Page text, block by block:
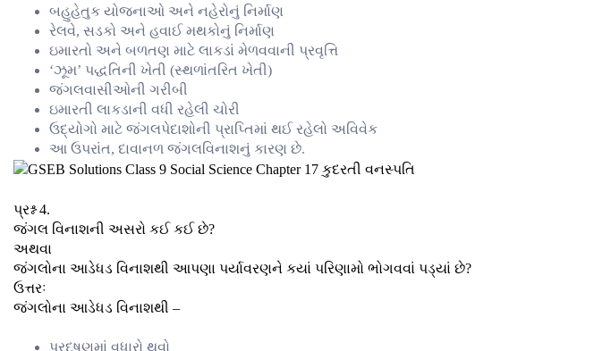
બહુહેતુક યોજનાઓ અને નહેરોનું નિર્માણ
રેલવે, સડકો અને હવાઈ મથકોનું નિર્માણ
ઇમારતો અને બળતણ માટે લાકડાં મેળવવાની પ્રવૃત્તિ
‘ઝૂમ’ પદ્ધતિની ખેતી (સ્થળાંતરિત ખેતી)
જંગલવાસીઓની ગરીબી
ઇમારતી લાકડાની વધી રહેલી ચોરી
ઉદ્યોગો માટે જંગલપેદાશોની પ્રાપ્તિમાં થઈ રહેલો અવિવેક
આ ઉપરાંત, દાવાનળ જંગલવિનાશનું કારણ છે.
પ્રશ્ન 4.
જંગલ વિનાશની અસરો કઈ કઈ છે?
અથવા
જંગલોના આડેધડ વિનાશથી આપણા પર્યાવરણને કયાં પરિણામો ભોગવવાં પડ્યાં છે?
ઉત્તરઃ
જંગલોના આડેધડ વિનાશથી –
પ્રદૂષણમાં વધારો થવો